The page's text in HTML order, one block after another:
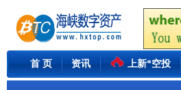
首 页 资讯 上新*空投